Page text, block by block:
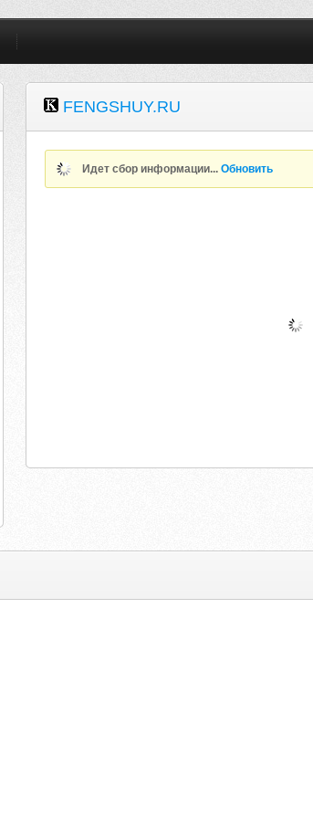
FENGSHUY.RU
Идет сбор информации...Обновить